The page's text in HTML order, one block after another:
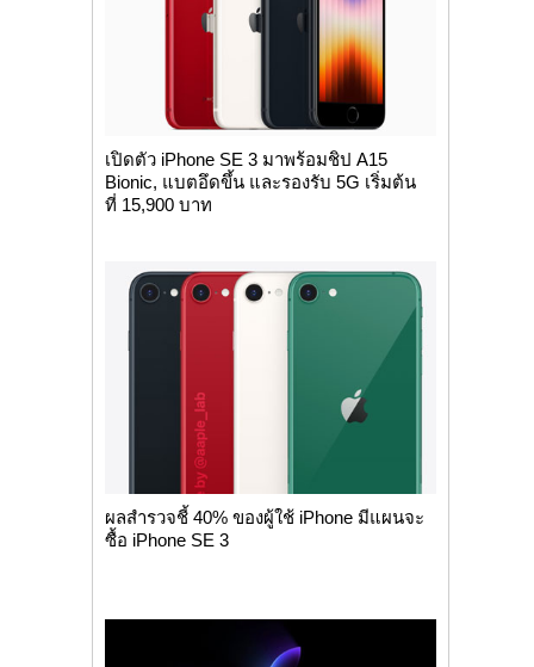
เปิดตัว iPhone SE 3 มาพร้อมชิป A15
Bionic, แบตอึดขึ้น และรองรับ 5G เริ่มต้น
ที่ 15,900 บาท
ผลสำรวจชี้ 40% ของผู้ใช้ iPhone มีแผนจะ
ซื้อ iPhone SE 3